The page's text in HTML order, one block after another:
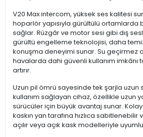
V20 Max intercom, yüksek ses kalitesi
hoparlör yapısıyla gürültülü ortamlarda
sağlar. Rüzgâr ve motor sesi gibi dış
gürültü engelleme teknolojisi, daha
konuşma deneyimi sunar. Su geçirmez
havalarda dahi güvenli kullanım imkânı
artırır.
Uzun pil ömrü sayesinde tek şarjla uzun
kullanım sağlayan cihaz, özellikle uzun
sürücüler için büyük avantaj sunar.
kaskın yan tarafına hızlıca
açılır veya açık kask modelleriyle